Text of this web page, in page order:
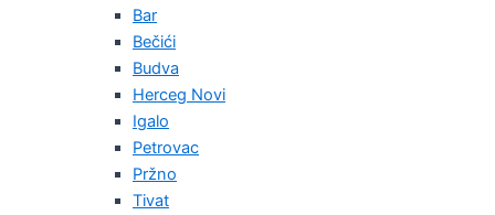
Bar
Bečići
Budva
Herceg Novi
Igalo
Petrovac
Pržno
Tivat